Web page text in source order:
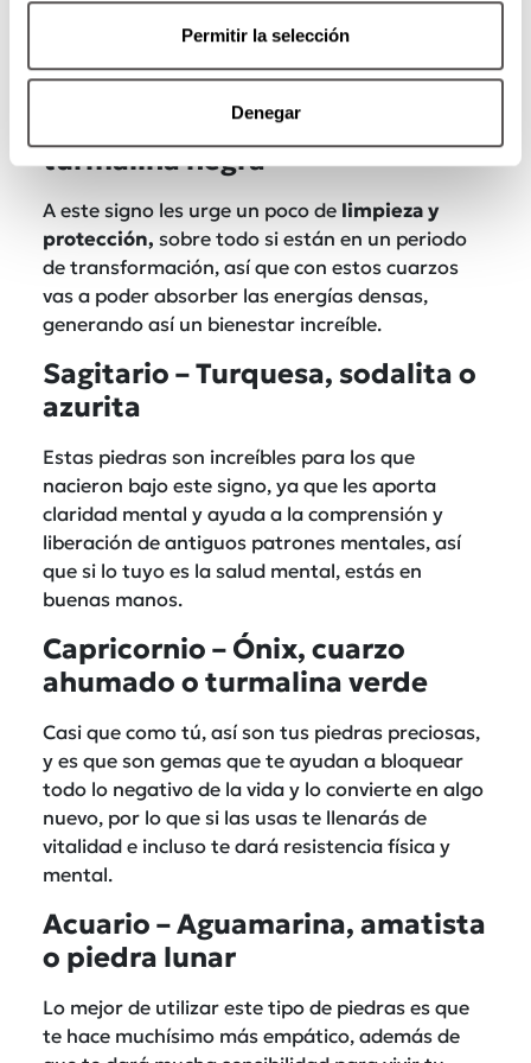
Permitir la selección
Denegar
Escorpio – Obsidiana, granate o
turmalina negra
A este signo les urge un poco de limpieza y
protección, sobre todo si están en un periodo
de transformación, así que con estos cuarzos
vas a poder absorber las energías densas,
generando así un bienestar increíble.
Sagitario – Turquesa, sodalita o
azurita
Estas piedras son increíbles para los que
nacieron bajo este signo, ya que les aporta
claridad mental y ayuda a la comprensión y
liberación de antiguos patrones mentales, así
que si lo tuyo es la salud mental, estás en
buenas manos.
Capricornio – Ónix, cuarzo
ahumado o turmalina verde
Casi que como tú, así son tus piedras preciosas,
y es que son gemas que te ayudan a bloquear
todo lo negativo de la vida y lo convierte en algo
nuevo, por lo que si las usas te llenarás de
vitalidad e incluso te dará resistencia física y
mental.
Acuario – Aguamarina, amatista
o piedra lunar
Lo mejor de utilizar este tipo de piedras es que
te hace muchísimo más empático, además de